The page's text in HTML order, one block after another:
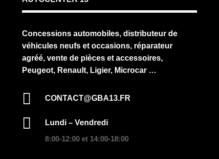
Concessions automobiles, distributeur de
véhicules neufs et occasions, réparateur
agréé, vente de pièces et accessoires,
Peugeot, Renault, Ligier, Microcar …
 CONTACT@GBA13.FR

Lundi – Vendredi
8:00-12:00 et 14:00-18:00